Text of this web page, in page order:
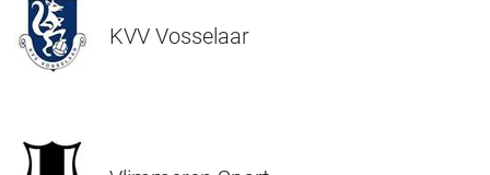
KVV Vosselaar